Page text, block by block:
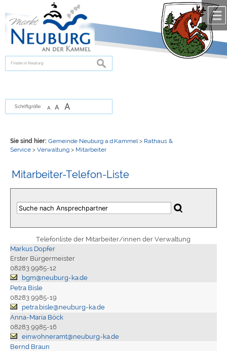
zur Navigationoder
springen.
suchen
Schriftgröße A A A
Sie sind hier: Gemeinde Neuburg a.d.Kammel > Rathaus &
Service> Verwaltung> Mitarbeiter
Mitarbeiter-Telefon-Liste
Telefonliste der Mitarbeiter/innen der Verwaltung
Markus Dopfer
Erster Bürgermeister
08283 9985-12
bgm@neuburg-ka.de
Petra Bisle
08283 9985-19
petra.bisle@neuburg-ka.de
Anna-Maria Böck
08283 9985-16
einwohneramt@neuburg-ka.de
Bernd Braun